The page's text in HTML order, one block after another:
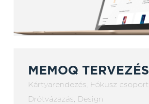
MEMOQ TERVEZÉS
Kártyarendezés Fókusz csoport
Drótvázazás Design